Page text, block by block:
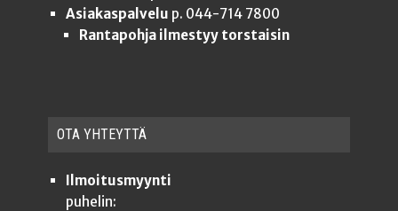
Asiakaspalvelu p. 044-714 7800
Rantapohja ilmestyy torstaisin
OTA YHTEYT­TÄ
Ilmoitusmyynti
puhelin: